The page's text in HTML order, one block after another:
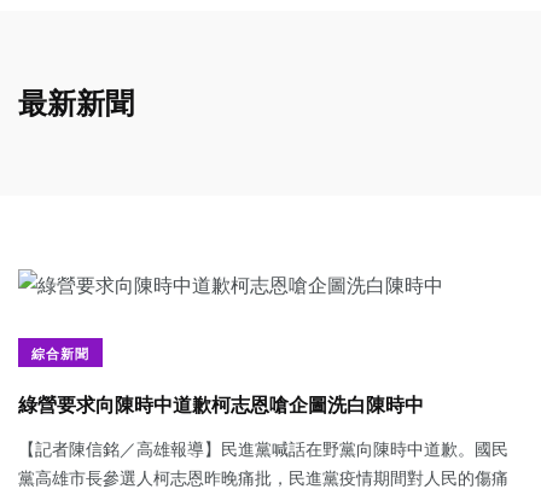
最新新聞
綜合新聞
綠營要求向陳時中道歉柯志恩嗆企圖洗白陳時中
【記者陳信銘／高雄報導】民進黨喊話在野黨向陳時中道歉。國民
黨高雄市長參選人柯志恩昨晚痛批，民進黨疫情期間對人民的傷痛